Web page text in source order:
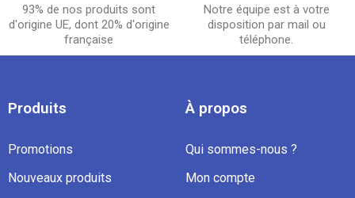
93% de nos produits sont
d'origine UE, dont 20% d'origine
française
Notre équipe est à votre
disposition par mail ou
téléphone.
Produits
Promotions
Nouveaux produits
À propos
Qui sommes-nous ?
Mon compte